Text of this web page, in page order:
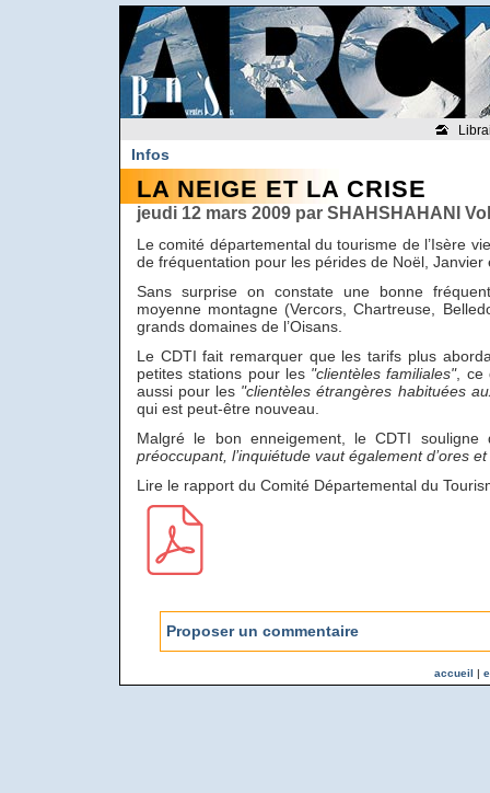
Infos
LA NEIGE ET LA CRISE
jeudi 12 mars 2009 par SHAHSHAHANI
Le comité départemental du tourisme de l’Isère
de fréquentation pour les pérides de Noël, Janvier
Sans surprise on constate une bonne
moyenne montagne (Vercors, Chartreuse,
grands domaines de l’Oisans.
Le CDTI fait remarquer que les tarifs plus
petites stations pour les "clientèles familiales", ce
aussi pour les "clientèles étrangères habituées
qui est peut-être nouveau.
Malgré le bon enneigement, le CDTI
préoccupant, l’inquiétude vaut également d’ores
Lire le rapport du Comité Départemental du
Proposer un commentaire
accueil |